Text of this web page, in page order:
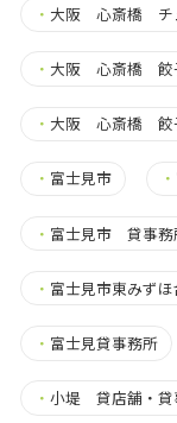
・ 大阪 心斎橋 チ
・ 大阪 心斎橋 餃
・ 大阪 心斎橋 餃
・ 富士見市 ・
・ 富士見市 貸事務
・ 富士見市東みずほ
・ 富士見貸事務所
・ 小堤 貸店舗・貸